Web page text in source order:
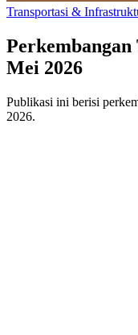
Transportasi &
Mei 2026
Publikasi ini berisi
2026.